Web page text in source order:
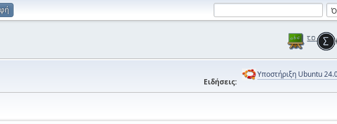
Ειδήσεις:
Υποστήριξη Ubuntu